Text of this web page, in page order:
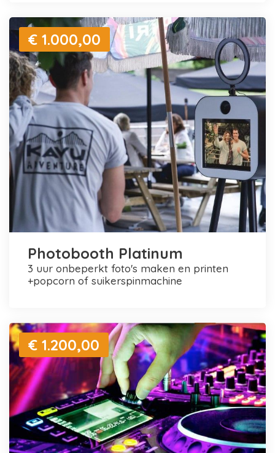
€ 1.000,00
Photobooth Platinum
3 uur onbeperkt foto's maken en printen
+popcorn of suikerspinmachine
€ 1.200,00